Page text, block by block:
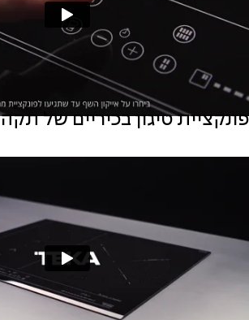
פונקציית טיגון בכיריים של תקה